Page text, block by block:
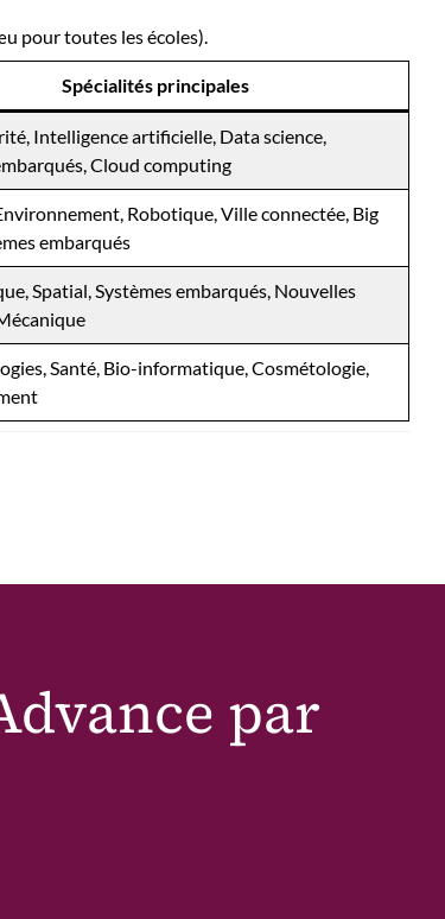
pour toutes les écoles).
Spécialités principales
Intelligence artificielle, Data science,
Cloud computing
Robotique, Ville connectée, Big
embarqués
Spatial, Systèmes embarqués, Nouvelles
Santé, Bio-informatique, Cosmétologie,
par